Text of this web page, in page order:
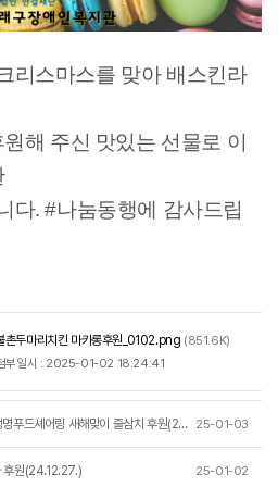
리스마스를 맞아 배스킨라
해 주신 맛있는 선물로 이
다. #나눔동행에 감사드립
촌두마리치킨 마카롱후원_0102.png (851.6K)
부일시 : 2025-01-02 18:24:41
동래구청&(사)생명푸드셰어링 새해맞이 줄삼치 후원(25.1.3.) 25-01-03
후원(24.12.27.) 25-01-02